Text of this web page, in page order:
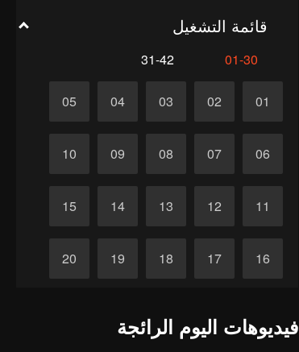
قائمة التشغيل
01-30
31-42
01
02
03
04
05
06
07
08
09
10
11
12
13
14
15
16
17
18
19
20
فيديوهات اليوم الرائجة